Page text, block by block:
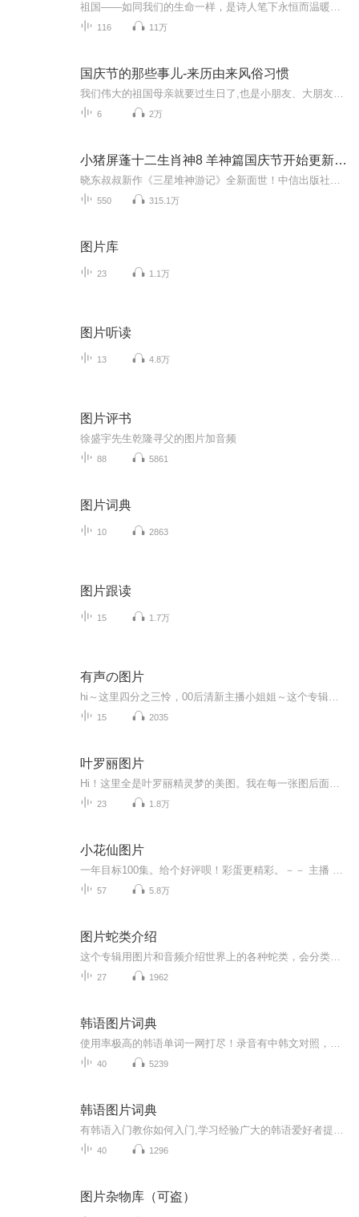
116 11万
国庆节的那些事儿-来历由来风俗习惯
6 2万
小猪屏蓬十二生肖神8 羊神篇国庆节开始更新啦！
550 315.1万
图片库
23 1.1万
图片听读
13 4.8万
图片评书
徐盛宇先生乾隆寻父的图片加音频
88 5861
图片词典
10 2863
图片跟读
15 1.7万
有声の图片
15 2035
叶罗丽图片
23 1.8万
小花仙图片
57 5.8万
图片蛇类介绍
27 1962
韩语图片词典
40 5239
韩语图片词典
40 1296
图片杂物库（可盗）